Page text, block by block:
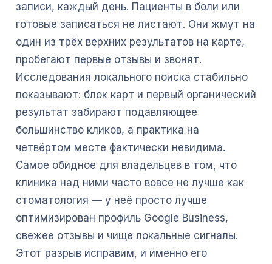
записи, каждый день. Пациенты в боли или
готовые записаться не листают. Они жмут на
один из трёх верхних результатов на карте,
пробегают первые отзывы и звонят.
Исследования локального поиска стабильно
показывают: блок карт и первый органический
результат забирают подавляющее
большинство кликов, а практика на
четвёртом месте фактически невидима.
Самое обидное для владельцев в том, что
клиника над ними часто вовсе не лучше как
стоматология — у неё просто лучше
оптимизирован профиль Google Business,
свежее отзывы и чище локальные сигналы.
Этот разрыв исправим, и именно его